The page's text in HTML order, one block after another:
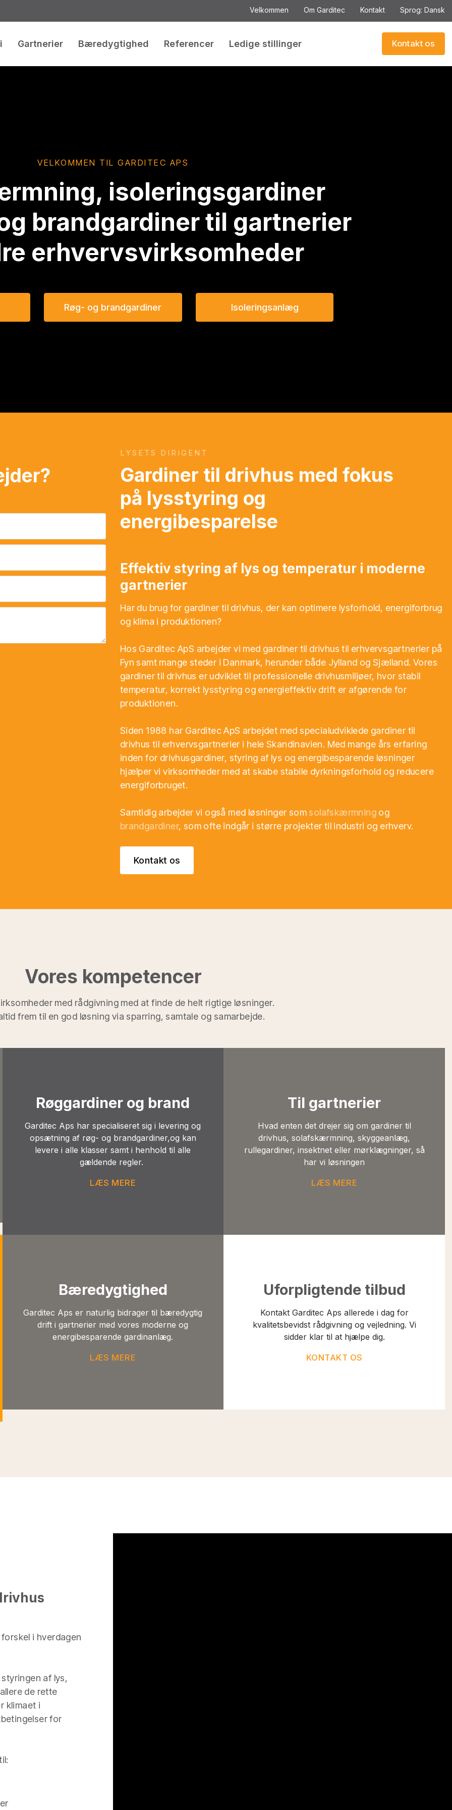
Velkommen Om Garditec Kontakt Sprog: Dansk
Gartnerier Bæredygtighed Referencer Ledige stillinger Kontakt os​
VELKOMMEN TIL GARDITEC APS
isoleringsgardiner
brandgardiner til gartnerier
erhvervsvirksomheder
Røg- og brandgardiner Isoleringsanlæg
​LYSETS DIRIGENT
Gardiner til drivhus med fokus
på lysstyring og
energibesparelse
Effektiv styring af lys og temperatur i moderne
gartnerier
Har du brug for gardiner til drivhus, der kan optimere lysforhold, energiforbrug
og klima i produktionen?
Hos Garditec ApS arbejder vi med gardiner til drivhus til erhvervsgartnerier på
Fyn samt mange steder i Danmark, herunder både Jylland og Sjælland. Vores
gardiner til drivhus er udviklet til professionelle drivhusmiljøer, hvor stabil
temperatur, korrekt lysstyring og energieffektiv drift er afgørende for
produktionen.
Siden 1988 har Garditec ApS arbejdet med specialudviklede gardiner til
drivhus til erhvervsgartnerier i hele Skandinavien. Med mange års erfaring
inden for drivhusgardiner, styring af lys og energibesparende løsninger
hjælper vi virksomheder med at skabe stabile dyrkningsforhold og reducere
energiforbruget.
Samtidig arbejder vi også med løsninger som solafskærmning og
brandgardiner, som ofte indgår i større projekter til industri og erhverv.
Kontakt os
Vores kompetencer
med rådgivning med at finde de helt rigtige løsninger.
frem til en god løsning via sparring, samtale og samarbejde.
Røggardiner og brand
Garditec Aps har specialiseret sig i levering og
opsætning af røg- og brandgardiner,og kan
levere i alle klasser samt i henhold til alle
gældende regler.
LÆS MERE
Til gartnerier
Hvad enten det drejer sig om gardiner til
drivhus, solafskærmning, skyggeanlæg,
rullegardiner, insektnet eller mørklægninger, så
har vi løsningen
LÆS MERE
Bæredygtighed
Garditec Aps er naturlig bidrager til bæredygtig
drift i gartnerier med vores moderne og
energibesparende gardinanlæg.
LÆS MERE
Uforpligtende tilbud
Kontakt Garditec Aps allerede i dag for
kvalitetsbevidst rådgivning og vejledning. Vi
sidder klar til at hjælpe dig.
KONTAKT OS
i hverdagen
af lys,
de rette
klimaet i
for